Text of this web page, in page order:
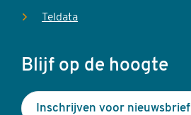
Teldata
Blijf op de hoogte
Inschrijven voor nieuwsbrief